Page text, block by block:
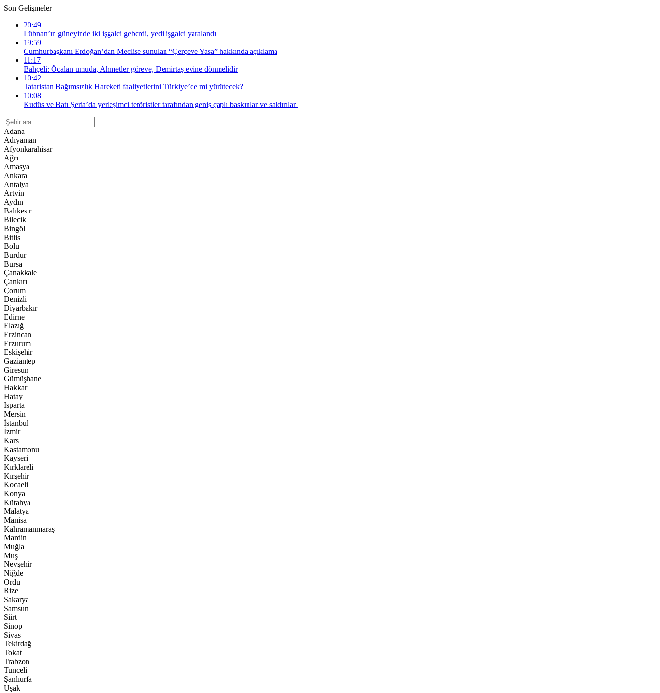
Son Gelişmeler
20:49
Lübnan’ın güneyinde iki işgalci geberdi, yedi işgalci yaralandı
19:59
Cumhurbaşkanı Erdoğan’dan Meclise sunulan “Çerçeve Yasa” hakkında açıklama
11:17
Bahçeli: Öcalan umuda, Ahmetler göreve, Demirtaş evine dönmelidir
10:42
Tataristan Bağımsızlık Hareketi faaliyetlerini Türkiye’de mi yürütecek?
10:08
Kudüs ve Batı Şeria’da yerleşimci teröristler tarafından geniş çaplı baskınlar ve saldırılar
Adana
Adıyaman
Afyonkarahisar
Ağrı
Amasya
Ankara
Antalya
Artvin
Aydın
Balıkesir
Bilecik
Bingöl
Bitlis
Bolu
Burdur
Bursa
Çanakkale
Çankırı
Çorum
Denizli
Diyarbakır
Edirne
Elazığ
Erzincan
Erzurum
Eskişehir
Gaziantep
Giresun
Gümüşhane
Hakkari
Hatay
Isparta
Mersin
İstanbul
İzmir
Kars
Kastamonu
Kayseri
Kırklareli
Kırşehir
Kocaeli
Konya
Kütahya
Malatya
Manisa
Kahramanmaraş
Mardin
Muğla
Muş
Nevşehir
Niğde
Ordu
Rize
Sakarya
Samsun
Siirt
Sinop
Sivas
Tekirdağ
Tokat
Trabzon
Tunceli
Şanlıurfa
Uşak